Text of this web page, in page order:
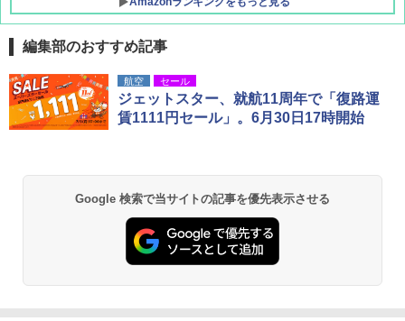
D40 地球の歩き方 チェンマイ タイ北部の魅
力的な町 2026～2027 地球の歩き方D アジア
￥2,079
A09 地球の歩き方 イタリア 2026～2027 地
球の歩き方A ヨーロッパ
￥2,479
[キャンパーズコレクション 山善] ポップアッ
プテント 傘みたいに広げて畳める パッとサ
ッとサンシェード キューブ フルクローズ メ
ッシュ 簡単設置 ワンタッチテント キャンプ
PYKES PEAK (パイクスピーク) 着替えテン
ト プライバシー テント 【中が透けない】 1
人用 折りたたみ 防災グッズ 災害用トイレ ビ
ーチ ピクニック ポップアップテント 携帯 簡
易 トイレテント (ブラック)
BUNDOK(バンドック)ソロ ドーム 1 EX BDK
-08EX カーキ ソロキャンプ ポリエステル フ
レーム テント
GRANDOOR ステンレス保冷剤 2個セット 2
026リニューアル 急速冷凍 空間倍増 衛生的
コンパクト 保冷力長持ち
￥2,980
編集部のおすすめ記事
航空 セール
ジェットスター、就航11周年で「復路運
賃1111円セール」。6月30日17時開始
Google 検索で当サイトの記事を優先表示させる